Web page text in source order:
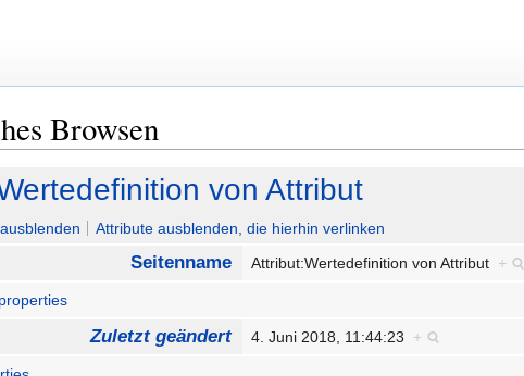
Browsen
von Attribut
Attribute ausblenden, die hierhin verlinken
Seitenname Attribut:Wertedefinition von Attribut +
Zuletzt geändert 4. Juni 2018, 11:44:23 +